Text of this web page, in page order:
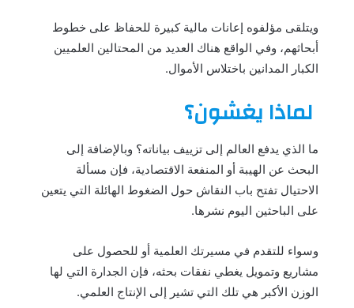
ويتلقى مؤلفوه إعانات مالية كبيرة للحفاظ على خطوط
أبحاثهم، وفي الواقع هناك العديد من المحتالين العلميين
الكبار المدانين باختلاس الأموال.
لماذا يغشون؟
ما الذي يدفع العالم إلى تزييف بياناته؟ وبالإضافة إلى
البحث عن الهيبة أو المنفعة الاقتصادية، فإن مسألة
الاحتيال تفتح باب النقاش حول الضغوط الهائلة التي يتعين
على الباحثين اليوم نشرها.
وسواء للتقدم في مسيرتك العلمية أو للحصول على
مشاريع وتمويل يغطي نفقات بحثه، فإن الجدارة التي لها
الوزن الأكبر هي تلك التي تشير إلى الإنتاج العلمي.